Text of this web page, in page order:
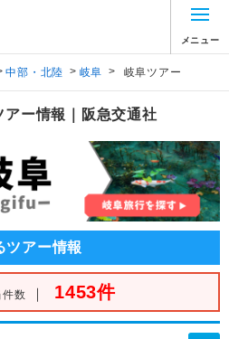
メニュー
中部・北陸 > 岐阜 > 岐阜ツアー
アー情報｜阪急交通社
ツアー情報
件数 ｜ 1453件